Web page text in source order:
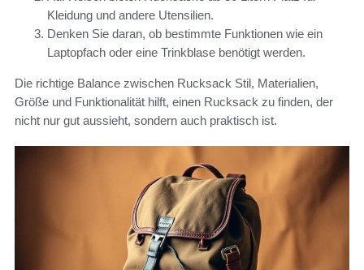
Kleidung und andere Utensilien.
Denken Sie daran, ob bestimmte Funktionen wie ein
Laptopfach oder eine Trinkblase benötigt werden.
Die richtige Balance zwischen Rucksack Stil, Materialien,
Größe und Funktionalität hilft, einen Rucksack zu finden, der
nicht nur gut aussieht, sondern auch praktisch ist.